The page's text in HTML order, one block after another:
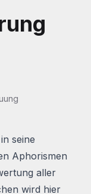
seine
Aphorismen
aller
wird hier